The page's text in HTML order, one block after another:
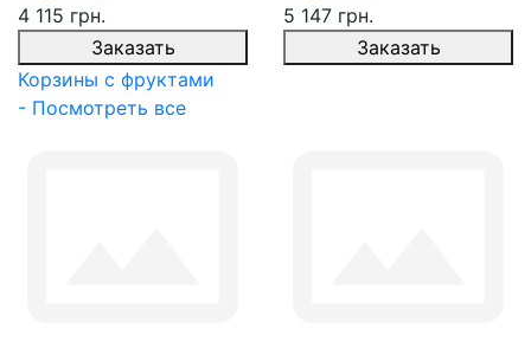
4 115 грн.
Заказать
5 147 грн.
Заказать
Корзины с фруктами
- Посмотреть все